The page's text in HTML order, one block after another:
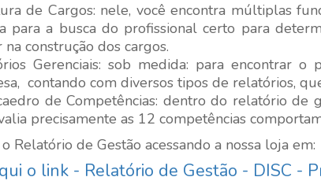
de Cargos: nele, você encontra múltiplas
para a busca do profissional certo para
na construção dos cargos.
Gerenciais: sob medida: para encontrar
contando com diversos tipos de relatórios,
de Competências: dentro do relatório de
precisamente as 12 competências
Relatório de Gestão acessando a nossa loja em:
o link - Relatório de Gestão - DISC -